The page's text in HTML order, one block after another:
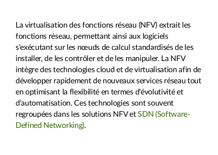
La virtualisation des fonctions réseau (NFV) extrait les
fonctions réseau, permettant ainsi aux logiciels
s'exécutant sur les nœuds de calcul standardisés de les
installer, de les contrôler et de les manipuler. La NFV
intègre des technologies cloud et de virtualisation afin de
développer rapidement de nouveaux services réseau tout
en optimisant la flexibilité en termes d'évolutivité et
d'automatisation. Ces technologies sont souvent
regroupées dans les solutions NFV etSDN (Software-
Defined Networking).